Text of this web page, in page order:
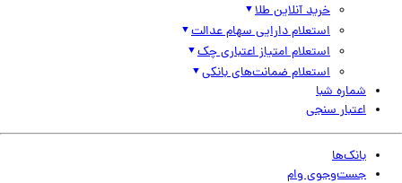
خرید آنلاین طلا
استعلام دارایی سهام عدالت
استعلام امتیاز اعتباری چک
استعلام ضمانت‌های بانکی
شماره شبا
اعتبار سنجی
بانک‌ها
جست‌وجوی وام